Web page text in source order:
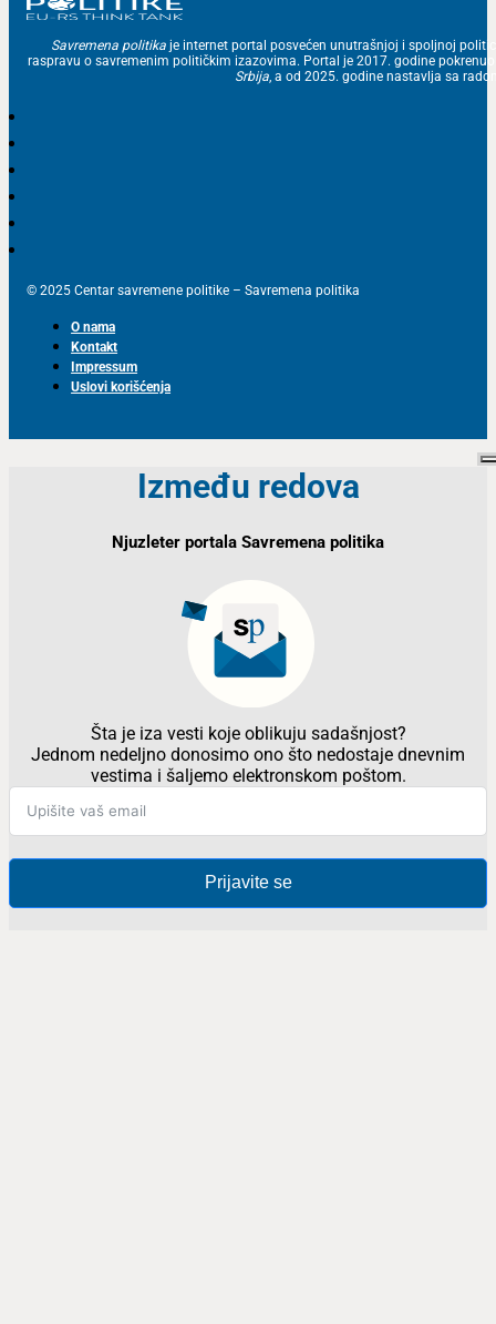
Savremena politika je internet portal posvećen unutrašnjoj i spoljnoj
raspravu o savremenim političkim izazovima. Portal je 2017. godine
Srbija, a od 2025. godine nastavlja sa
© 2025 Centar savremene politike – Savremena politika
O nama
Kontakt
Impressum
Uslovi korišćenja
Između redova
Njuzleter portala Savremena politika
Šta je iza vesti koje oblikuju sadašnjost?
Jednom nedeljno donosimo ono što nedostaje dnevnim
vestima i šaljemo elektronskom poštom.
Prijavite se